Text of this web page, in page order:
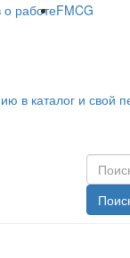
о работеFMCG
в каталог и свой